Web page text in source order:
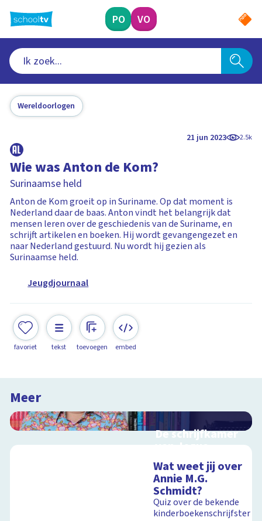
naar
hoofdinhoud
PO VO
Wereldoorlogen
21 jun 2023 2.5k
Wie was Anton de Kom?
Surinaamse held
Anton de Kom groeit op in Suriname. Op dat moment is
Nederland daar de baas. Anton vindt het belangrijk dat
mensen leren over de geschiedenis van de Suriname, en
schrijft artikelen en boeken. Hij wordt gevangengezet en
naar Nederland gestuurd. Nu wordt hij gezien als
Surinaamse held.
Jeugdjournaal
favoriet tekst toevoegen embed
Meer
De schrijfkamer
van Jozua
Douglas
Interactieve
schoolplaat bij de
Kinderboekenweek
2018
Wat weet jij over
Annie M.G.
Schmidt?
Quiz over de bekende
kinderboekenschrijfster